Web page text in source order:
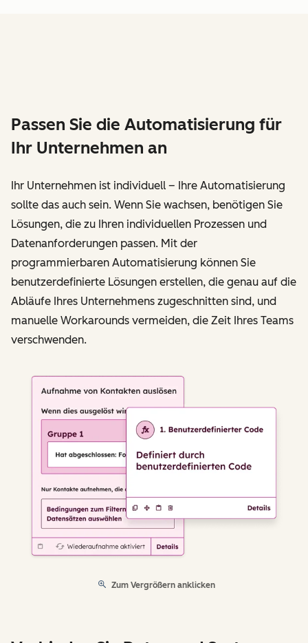
Passen Sie die Automatisierung für
Ihr Unternehmen an
Ihr Unternehmen ist individuell – Ihre Automatisierung
sollte das auch sein. Wenn Sie wachsen, benötigen Sie
Lösungen, die zu Ihren individuellen Prozessen und
Datenanforderungen passen. Mit der
programmierbaren Automatisierung können Sie
benutzerdefinierte Lösungen erstellen, die genau auf die
Abläufe Ihres Unternehmens zugeschnitten sind, und
manuelle Workarounds vermeiden, die Zeit Ihres Teams
verschwenden.
Zum Vergrößern anklicken